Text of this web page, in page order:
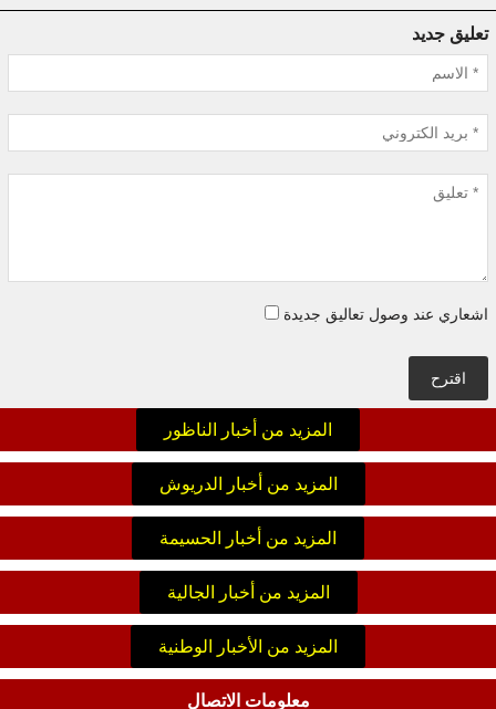
تعليق جديد
اشعاري عند وصول تعاليق جديدة
اقترح
المزيد من أخبار الناظور
المزيد من أخبار الدريوش
المزيد من أخبار الحسيمة
المزيد من أخبار الجالية
المزيد من الأخبار الوطنية
معلومات الاتصال